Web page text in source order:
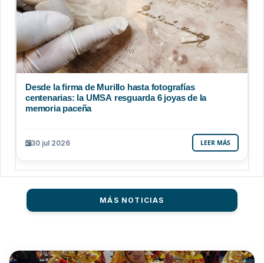
Desde la firma de Murillo hasta fotografías
centenarias: la UMSA resguarda 6 joyas de la
memoria paceña
30 jul 2026 LEER MÁS
MÁS NOTICIAS